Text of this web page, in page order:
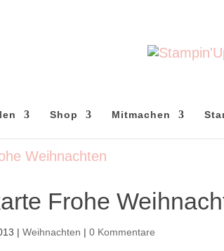
Shop Mitmachen
Frohe
|Weihnachten |0 Kommentare